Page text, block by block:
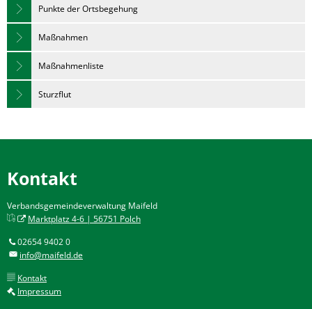
Punkte der Ortsbegehung
Maßnahmen
Maßnahmenliste
Sturzflut
Kontakt
Verbandsgemeindeverwaltung Maifeld
Marktplatz 4-6 | 56751 Polch
02654 9402 0
info@maifeld.de
Kontakt
Impressum